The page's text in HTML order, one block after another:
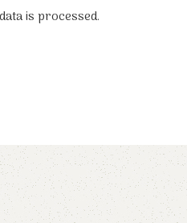
is processed.